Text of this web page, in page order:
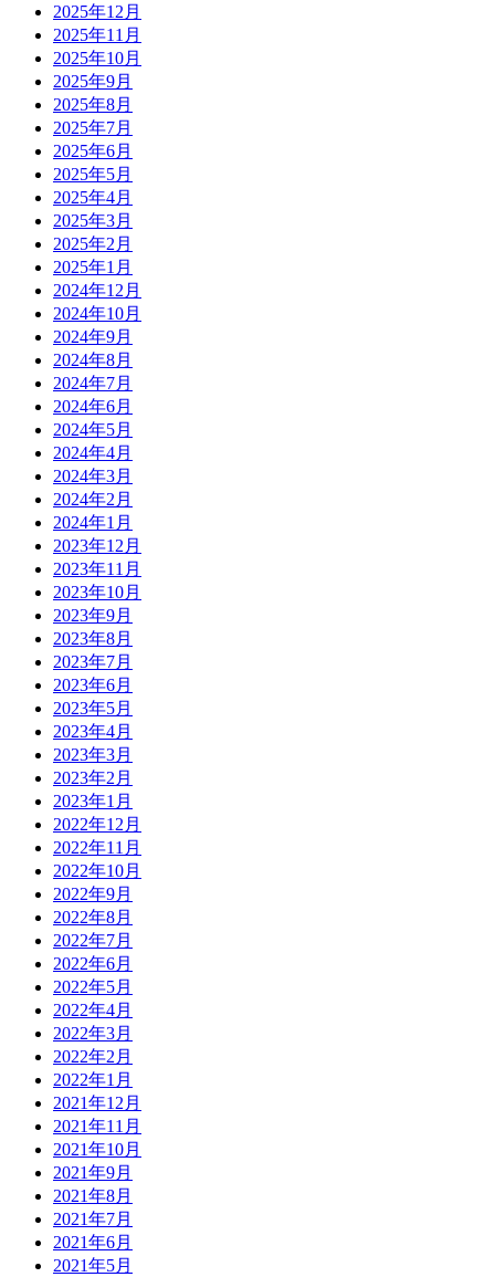
2025年12月
2025年11月
2025年10月
2025年9月
2025年8月
2025年7月
2025年6月
2025年5月
2025年4月
2025年3月
2025年2月
2025年1月
2024年12月
2024年10月
2024年9月
2024年8月
2024年7月
2024年6月
2024年5月
2024年4月
2024年3月
2024年2月
2024年1月
2023年12月
2023年11月
2023年10月
2023年9月
2023年8月
2023年7月
2023年6月
2023年5月
2023年4月
2023年3月
2023年2月
2023年1月
2022年12月
2022年11月
2022年10月
2022年9月
2022年8月
2022年7月
2022年6月
2022年5月
2022年4月
2022年3月
2022年2月
2022年1月
2021年12月
2021年11月
2021年10月
2021年9月
2021年8月
2021年7月
2021年6月
2021年5月